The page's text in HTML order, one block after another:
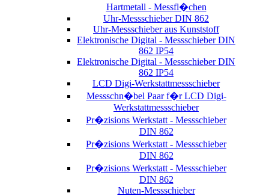
Hartmetall - Messfl�chen
Uhr-Messschieber DIN 862
Uhr-Messschieber aus Kunststoff
Elektronische Digital - Messschieber DIN
862 IP54
Elektronische Digital - Messschieber DIN
862 IP54
LCD Digi-Werkstattmessschieber
Messschn�bel Paar f�r LCD Digi-
Werkstattmessschieber
Pr�zisions Werkstatt - Messschieber
DIN 862
Pr�zisions Werkstatt - Messschieber
DIN 862
Pr�zisions Werkstatt - Messschieber
DIN 862
Nuten-Messschieber